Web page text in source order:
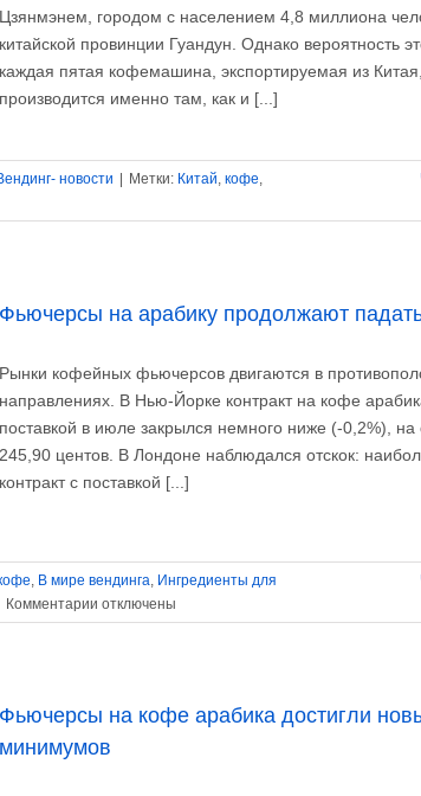
Цзянмэнем, городом с населением 4,8 миллиона
китайской провинции Гуандун. Однако вероятность
каждая пятая кофемашина, экспортируемая из Китая,
производится именно там, как и [...]
новости Метки: Китай, кофе,
Фьючерсы на арабику продолжают
Рынки кофейных фьючерсов двигаются в
направлениях. В Нью-Йорке контракт на кофе
поставкой в ​​июле закрылся немного ниже (-0,2%), на
245,90 центов. В Лондоне наблюдался отскок:
контракт с поставкой [...]
, В мире вендинга, Ингредиенты для
Комментарии к
записи
продолжают
падать
отключены
Фьючерсы на кофе арабика достигли
минимумов